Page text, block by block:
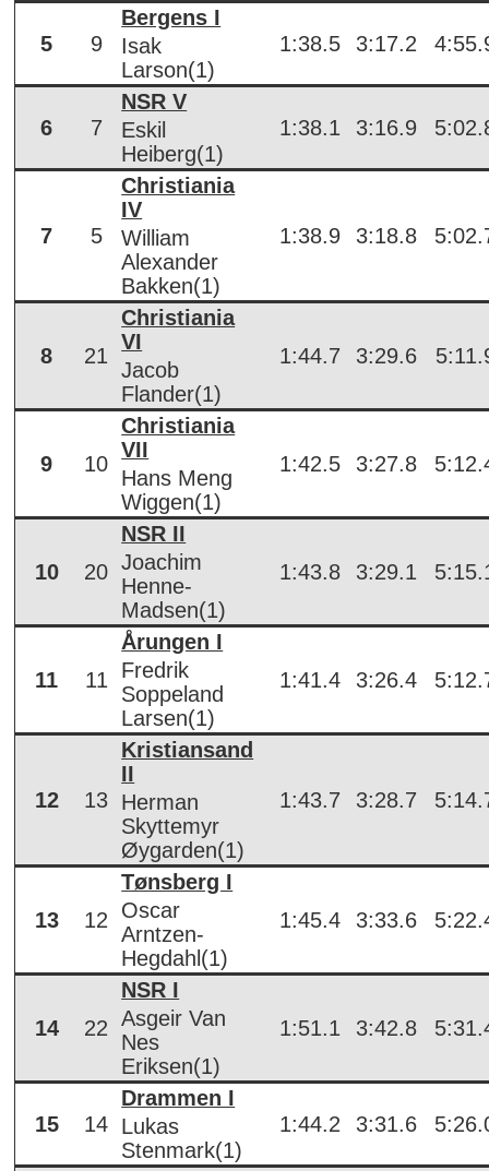
5 9
Bergens I
Isak
Larson(1)
1:38.5 3:17.2
6 7
NSR V
Eskil
Heiberg(1)
1:38.1 3:16.9
7 5
Christiania
IV
William
Alexander
Bakken(1)
1:38.9 3:18.8
8 21
Christiania
VI
Jacob
Flander(1)
1:44.7 3:29.6
9 10
Christiania
VII
Hans Meng
Wiggen(1)
1:42.5 3:27.8
10 20
NSR II
Joachim
Henne-
Madsen(1)
1:43.8 3:29.1
11 11
Årungen I
Fredrik
Soppeland
Larsen(1)
1:41.4 3:26.4
12 13
Kristiansand
II
Herman
Skyttemyr
Øygarden(1)
1:43.7 3:28.7
13 12
Tønsberg I
Oscar
Arntzen-
Hegdahl(1)
1:45.4 3:33.6
14 22
NSR I
Asgeir Van
Nes
Eriksen(1)
1:51.1 3:42.8
15 14
Drammen I
Lukas
Stenmark(1)
1:44.2 3:31.6